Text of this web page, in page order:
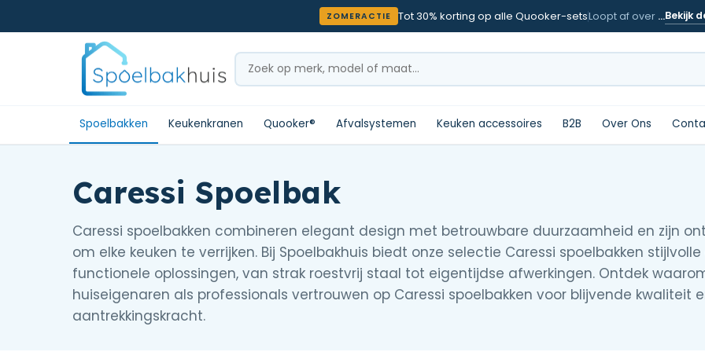
ZOMERACTIE Tot 30% korting op alle Quooker-setsLoopt af over …Bekijk
Zoeken
Spoelbakken Keukenkranen Quooker® Afvalsystemen Keuken accessoires B2B Over Ons
Caressi Spoelbak
Caressi spoelbakken combineren elegant design met betrouwbare duurzaamheid en zijn
om elke keuken te verrijken. Bij Spoelbakhuis biedt onze selectie Caressi spoelbakken stijlvolle
functionele oplossingen, van strak roestvrij staal tot eigentijdse afwerkingen. Ontdek
huiseigenaren als professionals vertrouwen op Caressi spoelbakken voor blijvende kwaliteit
aantrekkingskracht.